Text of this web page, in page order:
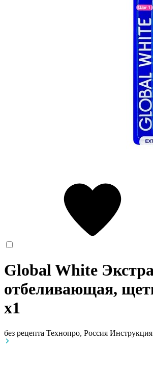
Global White
отбеливающая,
x1
без рецепта Технопро, Россия Инструкция